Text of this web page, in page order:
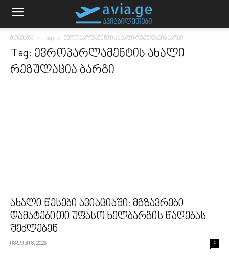
მთავარი Tags ევროპარლამენტის ახალი რეგულაცია ბარგი
Tag: ევროპარლამენტის ახალი
რეგულაცია ბარგი
ახალი წესები ავიაციაში: მგზავრები
დამატებითი უფასო ხელბარგის წაღებას
შეძლებენ
ივლისი 8, 2026 0